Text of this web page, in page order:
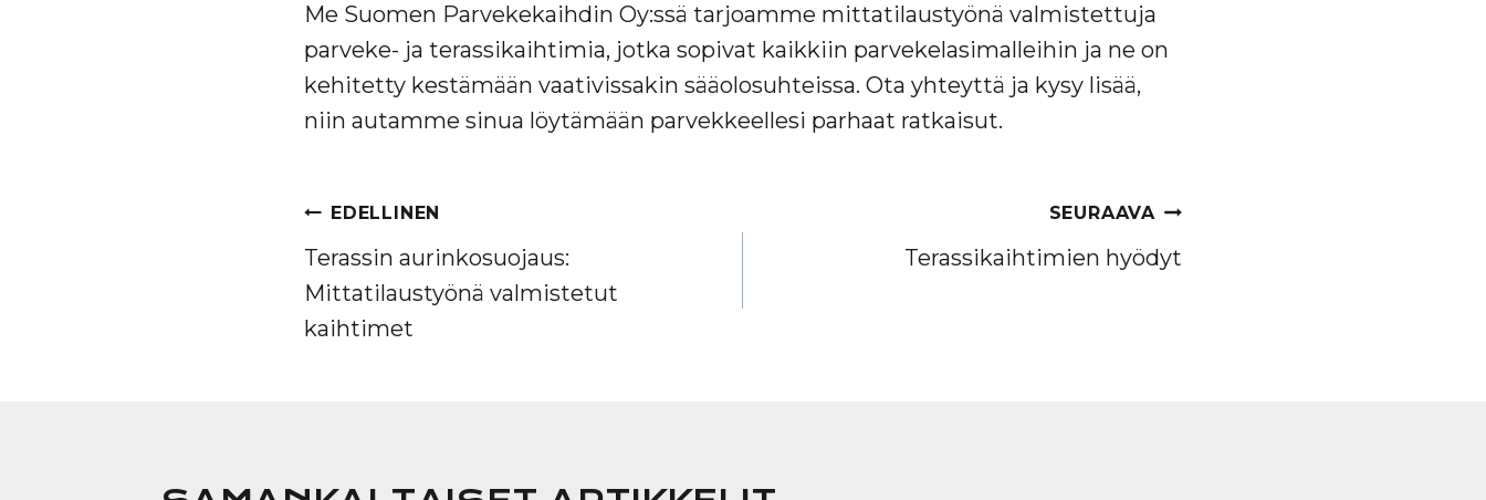
Me Suomen Parvekekaihdin Oy:ssä tarjoamme mittatilaustyönä valmistettuja
parveke- ja terassikaihtimia, jotka sopivat kaikkiin parvekelasimalleihin ja ne on
kehitetty kestämään vaativissakin sääolosuhteissa. Ota yhteyttä ja kysy lisää,
niin autamme sinua löytämään parvekkeellesi parhaat ratkaisut.
ARTIKKELIEN
SELAUS
EDELLINEN
Terassin aurinkosuojaus:
Mittatilaustyönä valmistetut
kaihtimet
SEURAAVA
Terassikaihtimien hyödyt